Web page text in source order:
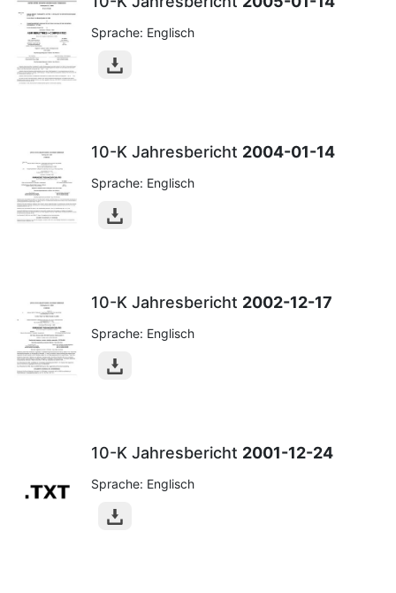
Sprache: Englisch
10-K Jahresbericht 2004-01-14
Sprache: Englisch
10-K Jahresbericht 2002-12-17
Sprache: Englisch
10-K Jahresbericht 2001-12-24
Sprache: Englisch